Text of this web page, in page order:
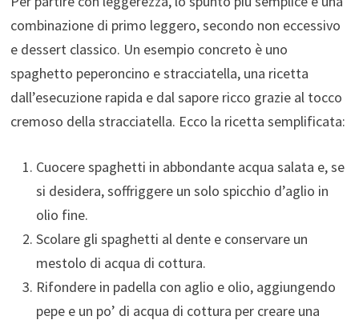
combinazione di primo leggero, secondo non eccessivo
e dessert classico. Un esempio concreto è uno
spaghetto peperoncino e stracciatella, una ricetta
dall’esecuzione rapida e dal sapore ricco grazie al tocco
cremoso della stracciatella. Ecco la ricetta semplificata:
Cuocere spaghetti in abbondante acqua salata e, se
si desidera, soffriggere un solo spicchio d’aglio in
olio fine.
Scolare gli spaghetti al dente e conservare un
mestolo di acqua di cottura.
Rifondere in padella con aglio e olio, aggiungendo
pepe e un po’ di acqua di cottura per creare una